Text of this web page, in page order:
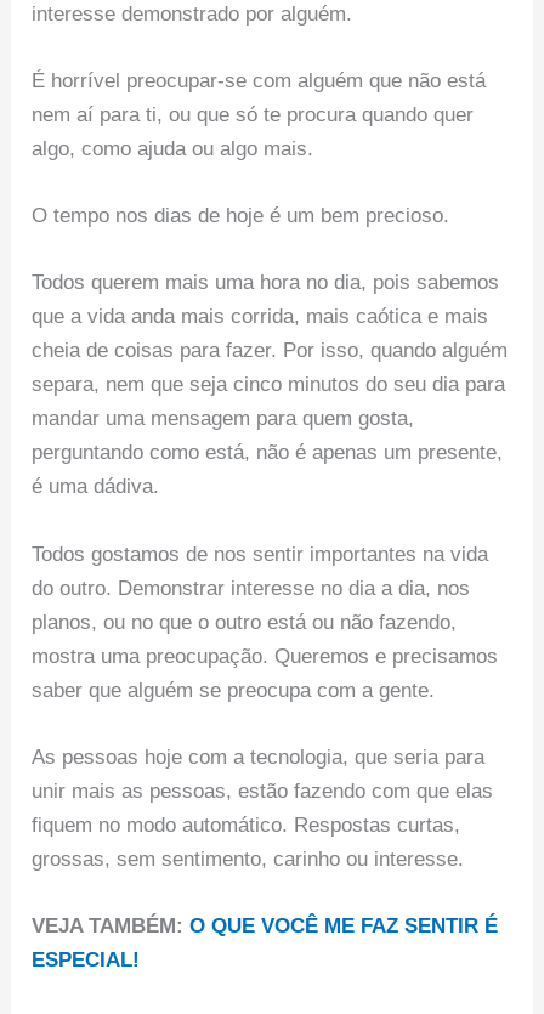
interesse demonstrado por alguém.
É horrível preocupar-se com alguém que não está
nem aí para ti, ou que só te procura quando quer
algo, como ajuda ou algo mais.
O tempo nos dias de hoje é um bem precioso.
Todos querem mais uma hora no dia, pois sabemos
que a vida anda mais corrida, mais caótica e mais
cheia de coisas para fazer. Por isso, quando alguém
separa, nem que seja cinco minutos do seu dia para
mandar uma mensagem para quem gosta,
perguntando como está, não é apenas um presente,
é uma dádiva.
Todos gostamos de nos sentir importantes na vida
do outro. Demonstrar interesse no dia a dia, nos
planos, ou no que o outro está ou não fazendo,
mostra uma preocupação. Queremos e precisamos
saber que alguém se preocupa com a gente.
As pessoas hoje com a tecnologia, que seria para
unir mais as pessoas, estão fazendo com que elas
fiquem no modo automático. Respostas curtas,
grossas, sem sentimento, carinho ou interesse.
VEJA TAMBÉM:O QUE VOCÊ ME FAZ SENTIR É
ESPECIAL!